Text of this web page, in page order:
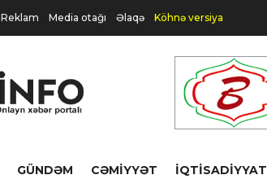
Reklam Media otağı Əlaqə Köhnə versiya
GÜNDƏM CƏMIYYƏT İQTISADIYYAT